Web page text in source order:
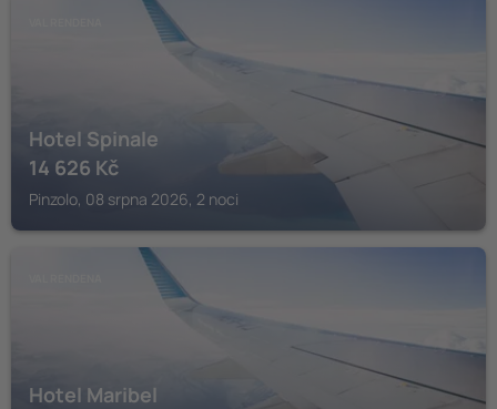
Hotel Spinale
14 626 Kč
Pinzolo, 08 srpna 2026, 2 noci
Hotel Maribel